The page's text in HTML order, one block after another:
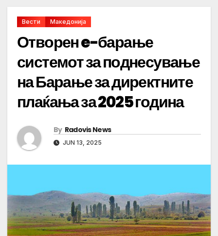
Вести Македонија
Отворен e-барање
системот за поднесување
на Барање за директните
плаќања за 2025 година
By Radovis News
JUN 13, 2025